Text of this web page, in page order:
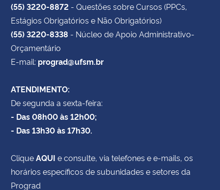
(55) 3220-8872 - Questões sobre Cursos (PPCs,
Estágios Obrigatórios e Não Obrigatórios)
(55) 3220-8338 - Núcleo de Apoio Administrativo-
Orçamentário
E-mail: prograd@ufsm.br
ATENDIMENTO:
De segunda a sexta-feira:
- Das 08h00 às 12h00;
- Das 13h30 às 17h30.
CliqueAQUI e consulte, via telefones e e-mails, os
horários específicos de subunidades e setores da
Prograd